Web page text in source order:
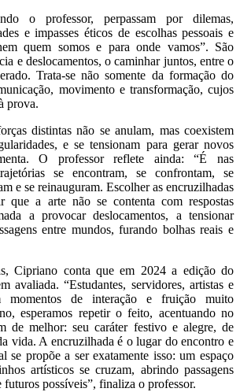
o professor, perpassam por dilemas,
e impasses éticos de escolhas pessoais e
quem somos e para onde vamos”. São
e deslocamentos, o caminhar juntos, entre o
Trata-se não somente da formação do
movimento e transformação, cujos
prova.
distintas não se anulam, mas coexistem
e se tensionam para gerar novos
O professor reflete ainda: “É nas
se encontram, se confrontam, se
e se reinauguram. Escolher as encruzilhadas
que a arte não se contenta com respostas
a provocar deslocamentos, a tensionar
entre mundos, furando bolhas reais e
Cipriano conta que em 2024 a edição do
avaliada. “Estudantes, servidores, artistas e
momentos de interação e fruição muito
esperamos repetir o feito, acentuando no
de melhor: seu caráter festivo e alegre, de
vida. A encruzilhada é o lugar do encontro e
se propõe a ser exatamente isso: um espaço
artísticos se cruzam, abrindo passagens
futuros possíveis”, finaliza o professor.